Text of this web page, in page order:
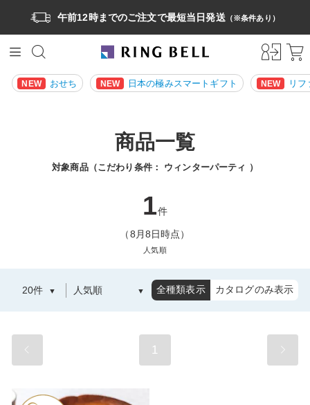
午前12時までのご注文で最短当日発送（※条件あり）
NEW おせち NEW 日本の極みスマートギフト NEW リ
商品一覧
対象商品（こだわり条件： ウィンターパーティ ）
1件
（8月8日時点）
人気順
全種類表示 カタログのみ表示
1